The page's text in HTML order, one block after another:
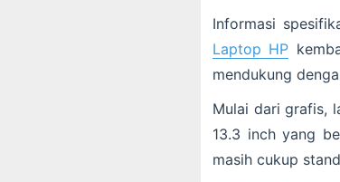
Informasi
Laptop HP
mendukung
Mulai dari grafis,
13.3 inch yang
masih cukup